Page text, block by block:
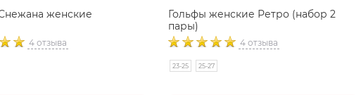
женские
4 отзыва
Гольфы женские Ретро (набор 2
пары)
4 отзыва
23-25 25-27